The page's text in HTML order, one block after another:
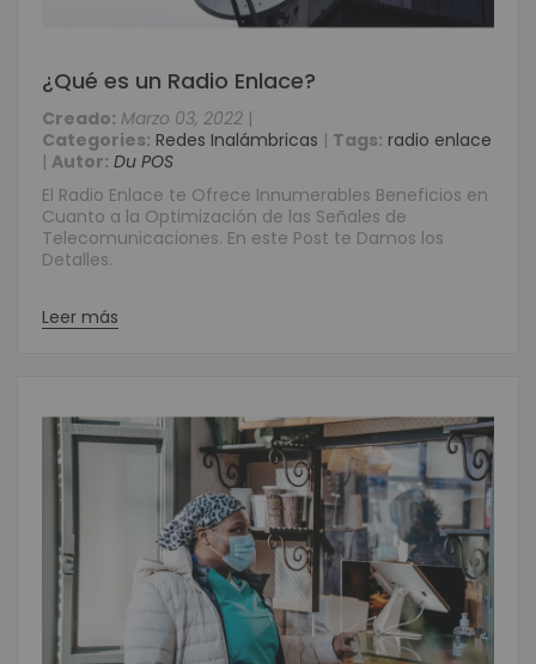
¿Qué es un Radio Enlace?
Creado: Marzo 03, 2022 |
Categories: Redes Inalámbricas | Tags: radio enlace
| Autor: Du POS
El Radio Enlace te Ofrece Innumerables Beneficios en
Cuanto a la Optimización de las Señales de
Telecomunicaciones. En este Post te Damos los
Detalles.
Leer más